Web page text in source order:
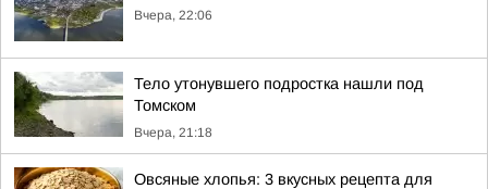
Вчера, 22:06
Тело утонувшего подростка нашли под
Томском
Вчера, 21:18
Овсяные хлопья: 3 вкусных рецепта для